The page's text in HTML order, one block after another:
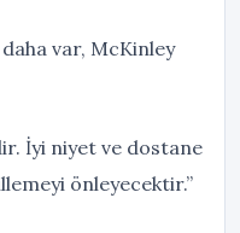
var, McKinley
İyi niyet ve dostane
önleyecektir.”